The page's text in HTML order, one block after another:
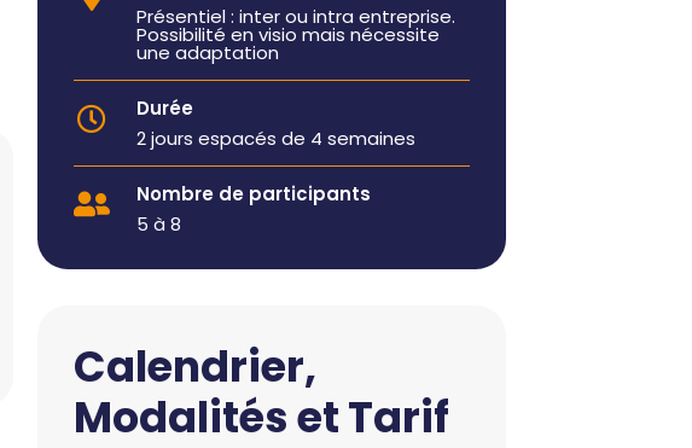
Présentiel : inter ou intra entreprise.
Possibilité en visio mais nécessite
une adaptation
Durée
2 jours espacés de 4 semaines
Nombre de participants
5 à 8
Calendrier,
Modalités et Tarif